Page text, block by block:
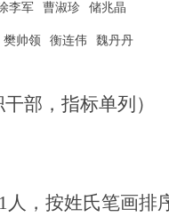
李军 曹淑珍 储兆晶
樊帅领 衡连伟 魏丹丹
部，指标单列）
， 按姓氏笔画排